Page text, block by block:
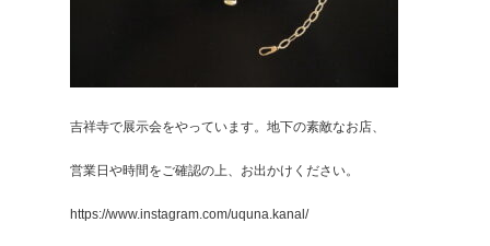
吉祥寺で展示会をやっています。地下の素敵なお店、
営業日や時間をご確認の上、お出かけください。
https://www.instagram.com/uquna.kanal/